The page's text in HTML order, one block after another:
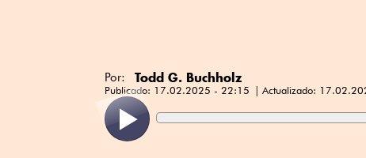
Por: Todd G. Buchholz
Publicado: 17.02.2025 - 22:15 Actualizado: